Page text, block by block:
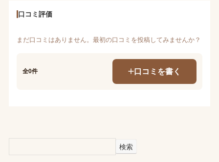
口コミ評価
まだ口コミはありません。最初の口コミを投稿してみませんか？
全0件 口コミを書く
検索